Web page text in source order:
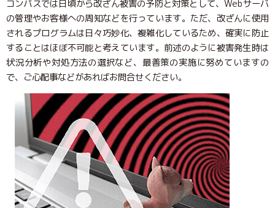
コンパスでは日頃から改ざん被害の予防と対策として、Webサーバ
の管理やお客様への周知などを行っています。ただ、改ざんに使用
されるプログラムは日々巧妙化、複雑化しているため、確実に防止
することはほぼ不可能と考えています。前述のように被害発生時は
状況分析や対処方法の選択など、最善策の実施に努めていますの
で、ご心配事などがあればお問合せください。